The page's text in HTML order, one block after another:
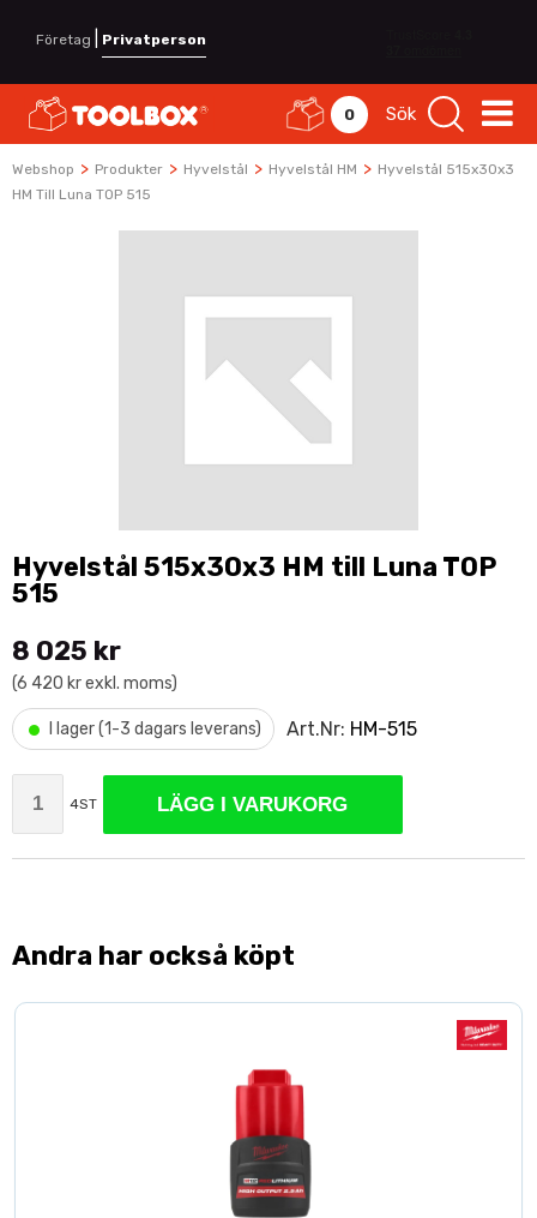
Företag Privatperson
0 Sök
Webshop > Produkter > Hyvelstål > Hyvelstål HM > Hyvelstål 515x30x3
HM Till Luna TOP 515
Hyvelstål 515x30x3 HM till Luna TOP
515
8 025 kr
(6 420 kr exkl. moms)
• I lager (1-3 dagars leverans) Art.Nr: HM-515
4ST LÄGG I VARUKORG
Andra har också köpt